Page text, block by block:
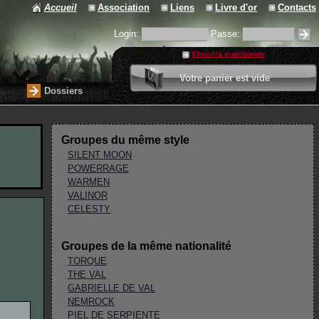
Accueil Association Liens Livre d'or Contacts
Login: Passe:
S'inscrire gratuitement
Votre panier est vide
0 article
Valider votre panier
Dossiers
Groupes du même style
SILENT MOON
POWERRAGE
WARMEN
VALINOR
CELESTY
Groupes de la même nationalité
TORQUE
THE VAL
GABRIELLE DE VAL
NEMROCK
PIEL DE SERPIENTE